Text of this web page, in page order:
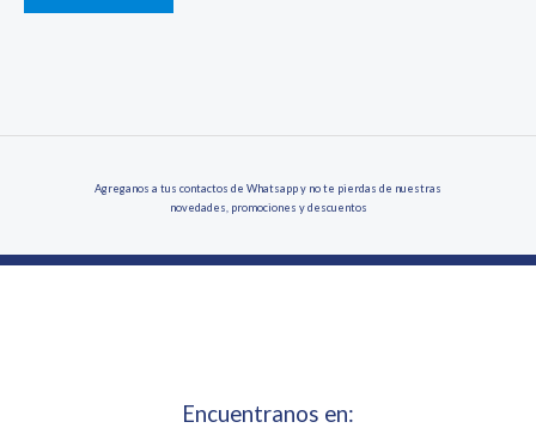
Agreganos a tus contactos de Whatsapp y no te pierdas de nuestras
novedades, promociones y descuentos
Encuentranos en: